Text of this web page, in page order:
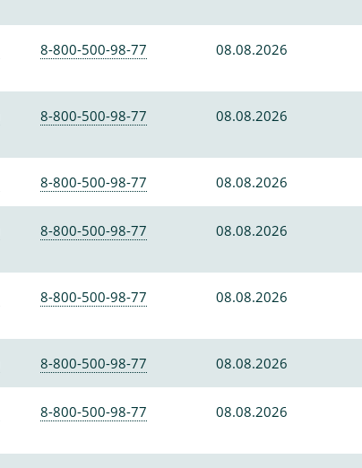
8-800-500-98-77 08.08.2026
8-800-500-98-77 08.08.2026
8-800-500-98-77 08.08.2026
8-800-500-98-77 08.08.2026
8-800-500-98-77 08.08.2026
8-800-500-98-77 08.08.2026
8-800-500-98-77 08.08.2026